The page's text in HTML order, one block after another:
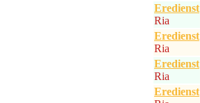
Eredienst
Ria
Eredienst
Ria
Eredienst
Ria
Eredienst